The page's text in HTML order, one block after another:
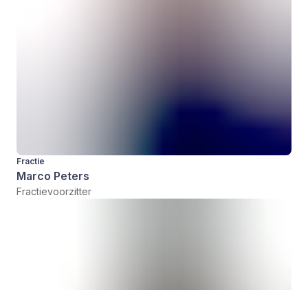
Fractie
Marco Peters
Fractievoorzitter